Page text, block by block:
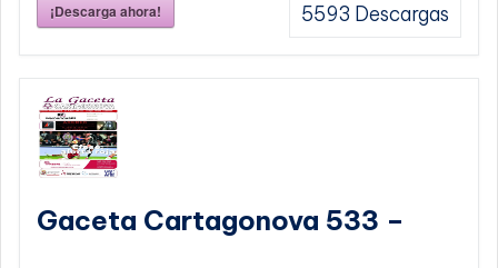
¡Descarga ahora! 5593 Descargas
Gaceta Cartagonova 533 –